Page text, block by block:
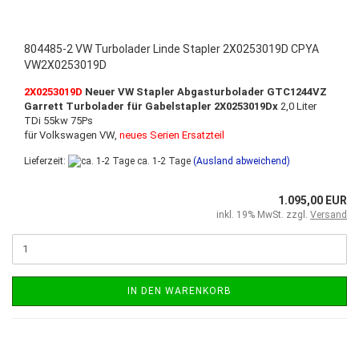
804485-2 VW Turbolader Linde Stapler 2X0253019D CPYA
VW2X0253019D
2X0253019D Neuer VW Stapler Abgasturbolader GTC1244VZ
Garrett Turbolader für Gabelstapler 2X0253019Dx 2,0 Liter
TDi 55kw 75Ps
für Volkswagen VW, neues Serien Ersatzteil
Lieferzeit: ca. 1-2 Tage (Ausland abweichend)
1.095,00 EUR
inkl. 19% MwSt. zzgl. Versand
IN DEN WARENKORB